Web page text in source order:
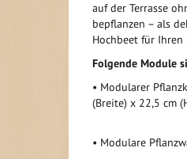
auf der Terrasse
bepflanzen – als
Hochbeet für
Folgende Module
• Modularer
(Breite) x 22,5 cm
• Modulare